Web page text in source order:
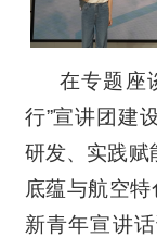
在专题座
行”宣讲团建
研发、实践赋
底蕴与航空特
新青年宣讲